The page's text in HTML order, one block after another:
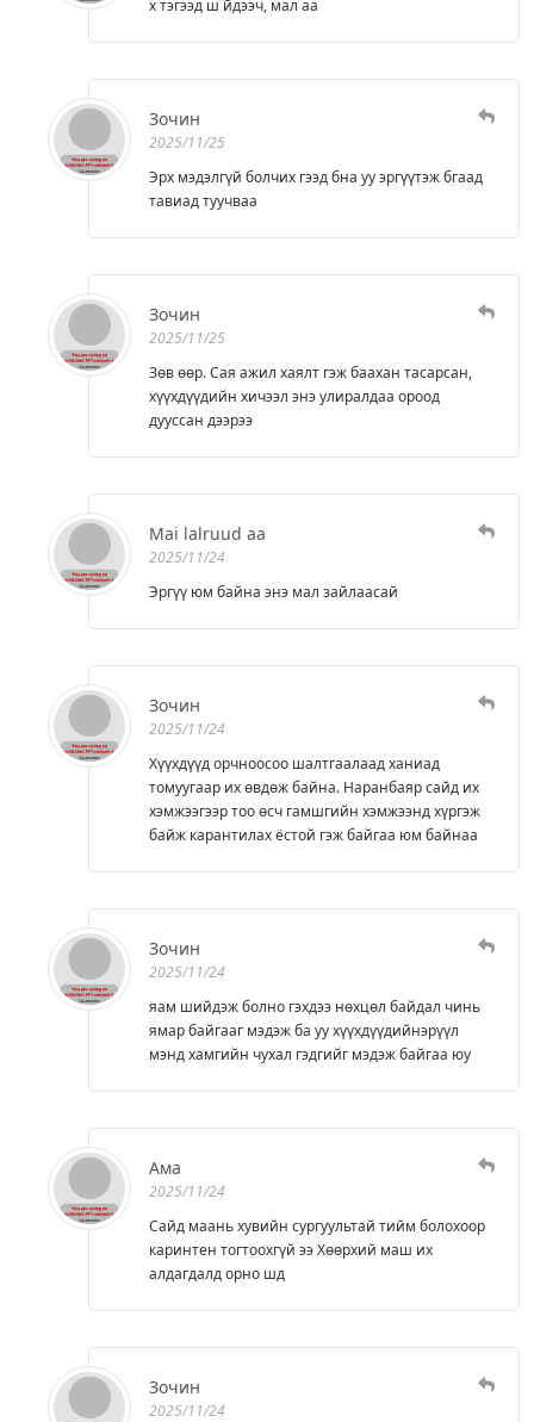
х тэгээд ш йдээч, мал аа
Зочин
2025/11/25
Эрх мэдэлгүй болчих гээд бна уу эргүүтэж бгаад
тавиад туучваа
Зочин
2025/11/25
Зөв өөр. Сая ажил хаялт гэж баахан тасарсан,
хүүхдүүдийн хичээл энэ улиралдаа ороод
дууссан дээрээ
Mai lalruud aa
2025/11/24
Эргүү юм байна энэ мал зайлаасай
Зочин
2025/11/24
Хүүхдүүд орчноосоо шалтгаалаад ханиад
томуугаар их өвдөж байна. Наранбаяр сайд их
хэмжээгээр тоо өсч гамшгийн хэмжээнд хүргэж
байж карантилах ёстой гэж байгаа юм байнаа
Зочин
2025/11/24
яам шийдэж болно гэхдээ нөхцөл байдал чинь
ямар байгааг мэдэж ба уу хүүхдүүдийнэрүүл
мэнд хамгийн чухал гэдгийг мэдэж байгаа юу
Ама
2025/11/24
Сайд маань хувийн сургуультай тийм болохоор
каринтен тогтоохгүй ээ Хөөрхий маш их
алдагдалд орно шд
Зочин
2025/11/24